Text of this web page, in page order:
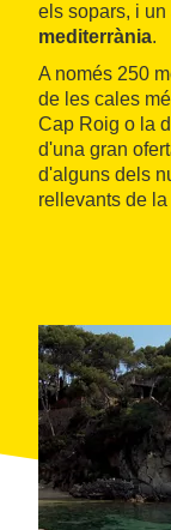
els sopars, i
mediterrània.
A només 250
de les cales
Cap Roig o la
d'una gran
d'alguns dels
rellevants de